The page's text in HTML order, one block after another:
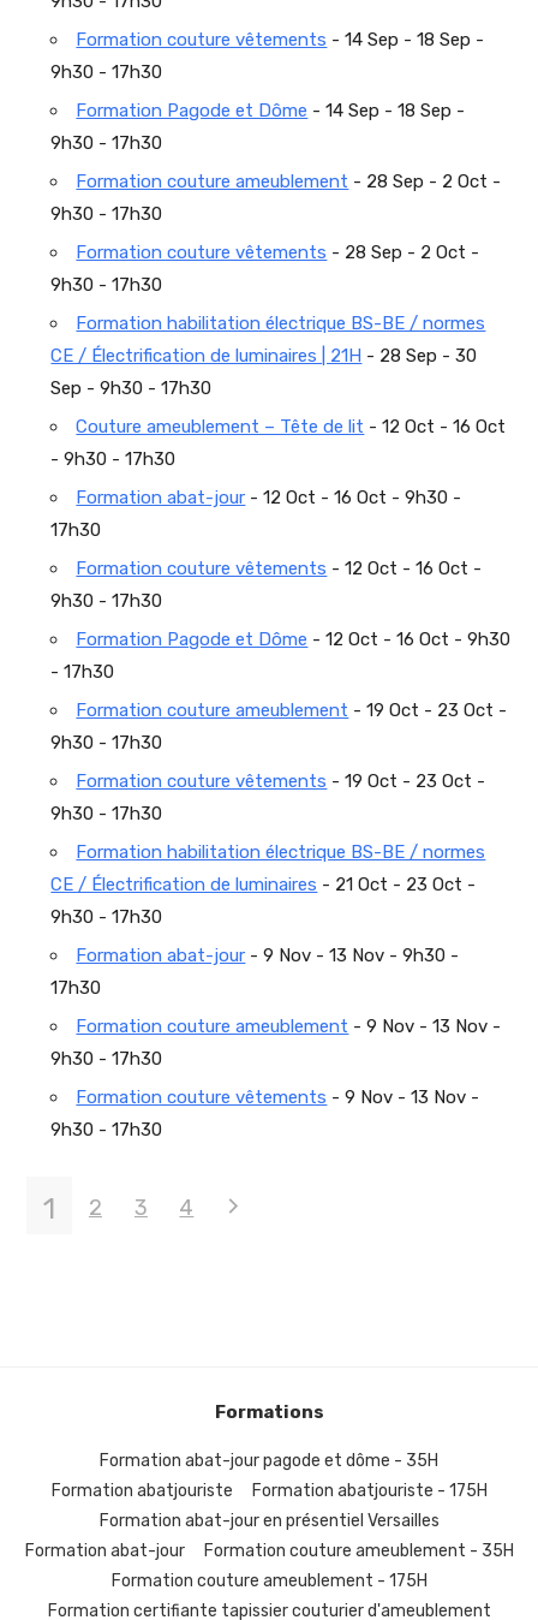
Formation couture vêtements - 14 Sep - 18 Sep -
9h30 - 17h30
Formation Pagode et Dôme - 14 Sep - 18 Sep -
9h30 - 17h30
Formation couture ameublement - 28 Sep - 2 Oct -
9h30 - 17h30
Formation couture vêtements - 28 Sep - 2 Oct -
9h30 - 17h30
Formation habilitation électrique BS-BE / normes
CE / Électrification de luminaires | 21H - 28 Sep - 30
Sep - 9h30 - 17h30
Couture ameublement – Tête de lit - 12 Oct - 16 Oct
- 9h30 - 17h30
Formation abat-jour - 12 Oct - 16 Oct - 9h30 -
17h30
Formation couture vêtements - 12 Oct - 16 Oct -
9h30 - 17h30
Formation Pagode et Dôme - 12 Oct - 16 Oct - 9h30
- 17h30
Formation couture ameublement - 19 Oct - 23 Oct -
9h30 - 17h30
Formation couture vêtements - 19 Oct - 23 Oct -
9h30 - 17h30
Formation habilitation électrique BS-BE / normes
CE / Électrification de luminaires - 21 Oct - 23 Oct -
9h30 - 17h30
Formation abat-jour - 9 Nov - 13 Nov - 9h30 -
17h30
Formation couture ameublement - 9 Nov - 13 Nov -
9h30 - 17h30
Formation couture vêtements - 9 Nov - 13 Nov -
9h30 - 17h30
1 2 3 4
Formations
Formation abat-jour pagode et dôme - 35H
Formation abatjouriste
Formation abatjouriste - 175H
Formation abat-jour en présentiel Versailles
Formation abat-jour
Formation couture ameublement - 35H
Formation couture ameublement - 175H
Formation certifiante tapissier couturier d'ameublement